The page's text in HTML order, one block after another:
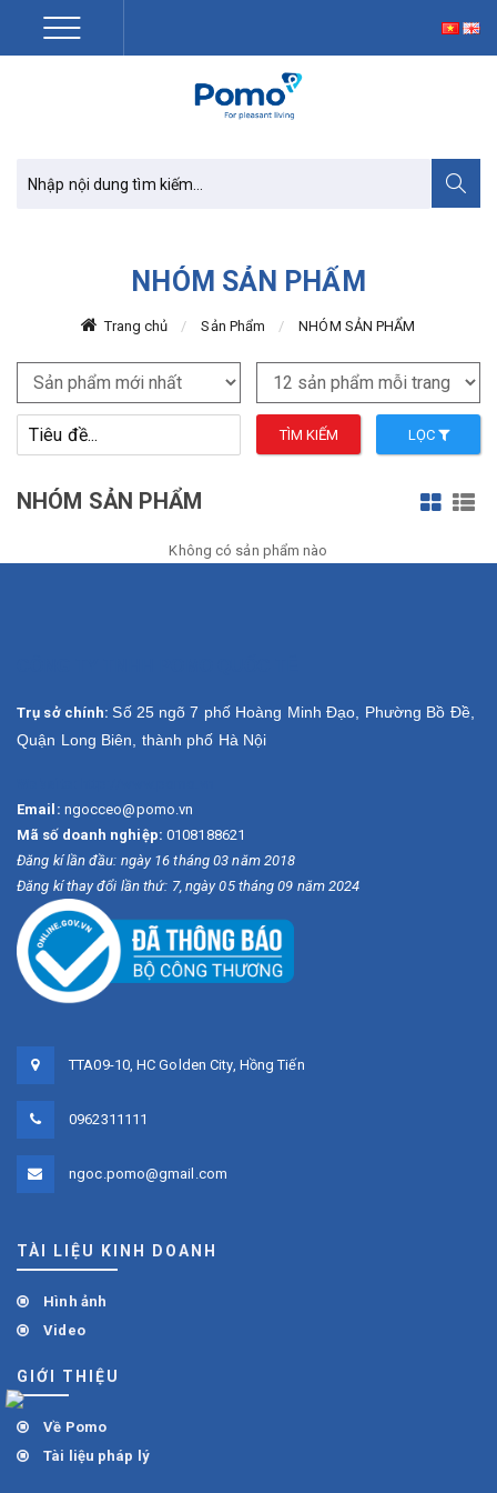
NHÓM SẢN PHẨM
Trang chủ Sản Phẩm NHÓM SẢN PHẨM
TÌM KIẾM LỌC
NHÓM SẢN PHẨM
Không có sản phẩm nào
Trụ sở chính:Số 25 ngõ 7 phố Hoàng Minh Đạo, Phường Bồ Đề,
Quận Long Biên, thành phố Hà Nội
Email: ngocceo@pomo.vn
Mã số doanh nghiệp: 0108188621
Đăng kí lần đầu: ngày 16 tháng 03 năm 2018
Đăng kí thay đổi lần thứ: 7, ngày 05 tháng 09 năm 2024
TTA09-10, HC Golden City, Hồng Tiến
0962311111
ngoc.pomo@gmail.com
TÀI LIỆU KINH DOANH
Hình ảnh
Video
GIỚI THIỆU
Về Pomo
Tài liệu pháp lý